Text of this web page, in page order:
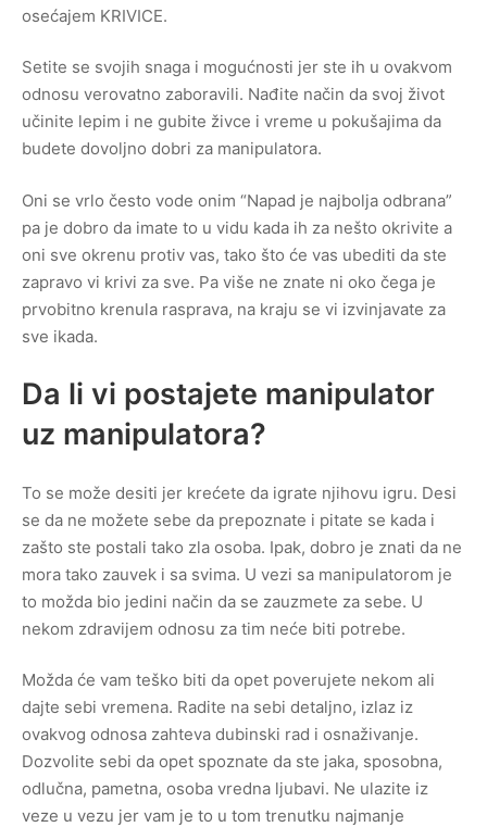
osećajem KRIVICE.
Setite se svojih snaga i mogućnosti jer ste ih u ovakvom
odnosu verovatno zaboravili. Nađite način da svoj život
učinite lepim i ne gubite živce i vreme u pokušajima da
budete dovoljno dobri za manipulatora.
Oni se vrlo često vode onim “Napad je najbolja odbrana”
pa je dobro da imate to u vidu kada ih za nešto okrivite a
oni sve okrenu protiv vas, tako što će vas ubediti da ste
zapravo vi krivi za sve. Pa više ne znate ni oko čega je
prvobitno krenula rasprava, na kraju se vi izvinjavate za
sve ikada.
Da li vi postajete manipulator
uz manipulatora?
To se može desiti jer krećete da igrate njihovu igru. Desi
se da ne možete sebe da prepoznate i pitate se kada i
zašto ste postali tako zla osoba. Ipak, dobro je znati da ne
mora tako zauvek i sa svima. U vezi sa manipulatorom je
to možda bio jedini način da se zauzmete za sebe. U
nekom zdravijem odnosu za tim neće biti potrebe.
Možda će vam teško biti da opet poverujete nekom ali
dajte sebi vremena. Radite na sebi detaljno, izlaz iz
ovakvog odnosa zahteva dubinski rad i osnaživanje.
Dozvolite sebi da opet spoznate da ste jaka, sposobna,
odlučna, pametna, osoba vredna ljubavi. Ne ulazite iz
veze u vezu jer vam je to u tom trenutku najmanje